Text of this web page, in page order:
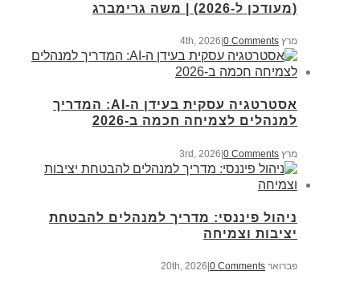
(מעודכן ל-2026) | משה גרימברג
מרץ 4th, 2026 0 Comments
אסטרטגיה עסקית בעידן ה-AI: המדריך
למנהלים לצמיחה חכמה ב-2026
מרץ 3rd, 2026 |0 Comments
ניהול פיננסי: מדריך למנהלים להבטחת
יציבות וצמיחה
פברואר 20th, 2026 0 Comments